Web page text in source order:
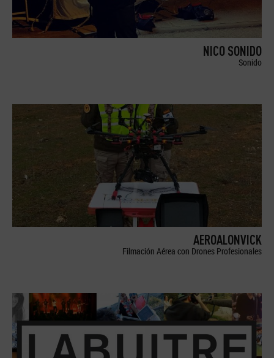
NICO SONIDO
Sonido
AEROALONVICK
Filmación Aérea con Drones Profesionales